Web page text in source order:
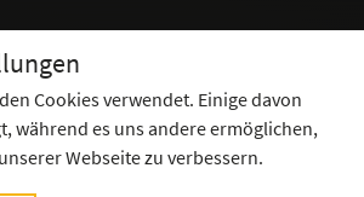
Cookies verwendet. Einige davon
während es uns andere ermöglichen,
Webseite zu verbessern.
IT Operations